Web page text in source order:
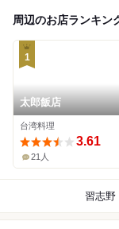
周辺のお店ランキン
1
太郎飯店
台湾料理
3.61
21人
習志野